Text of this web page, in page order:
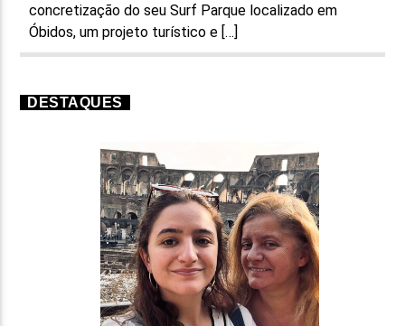
concretização do seu Surf Parque localizado em
Óbidos, um projeto turístico e […]
DESTAQUES